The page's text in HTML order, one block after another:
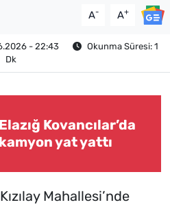
A- A+
- 22:43
Okunma Süresi: 1
Dk
Elazığ Kovancılar’da
kamyon yat yattı
Mahallesi’nde